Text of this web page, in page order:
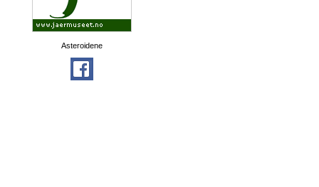
Asteroidene